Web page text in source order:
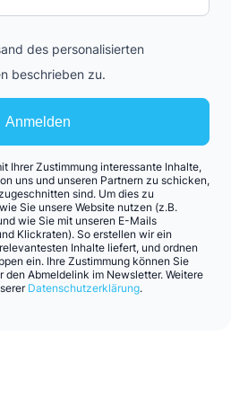
Anmelden
des personalisierten
beschrieben zu.
Ihrer Zustimmung interessante Inhalte,
uns und unseren Partnern zu schicken,
sind. Um dies zu
Sie unsere Website nutzen (z.B.
wie Sie mit unseren E-Mails
Klickraten). So erstellen wir ein
Inhalte liefert, und ordnen
ein. Ihre Zustimmung können Sie
Abmeldelink im Newsletter. Weitere
Datenschutzerklärung.